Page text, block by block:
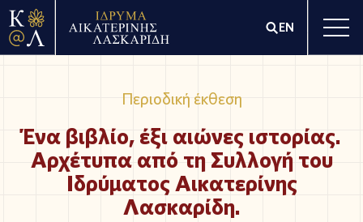
EN
Περιοδική έκθεση
Ένα βιβλίο, έξι αιώνες ιστορίας.
Αρχέτυπα από τη Συλλογή του
Ιδρύματος Αικατερίνης
Λασκαρίδη.